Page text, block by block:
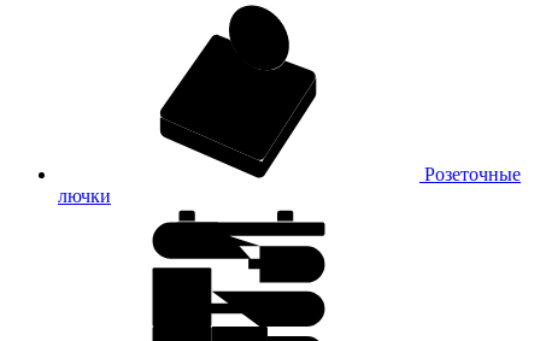
Розеточные
лючки